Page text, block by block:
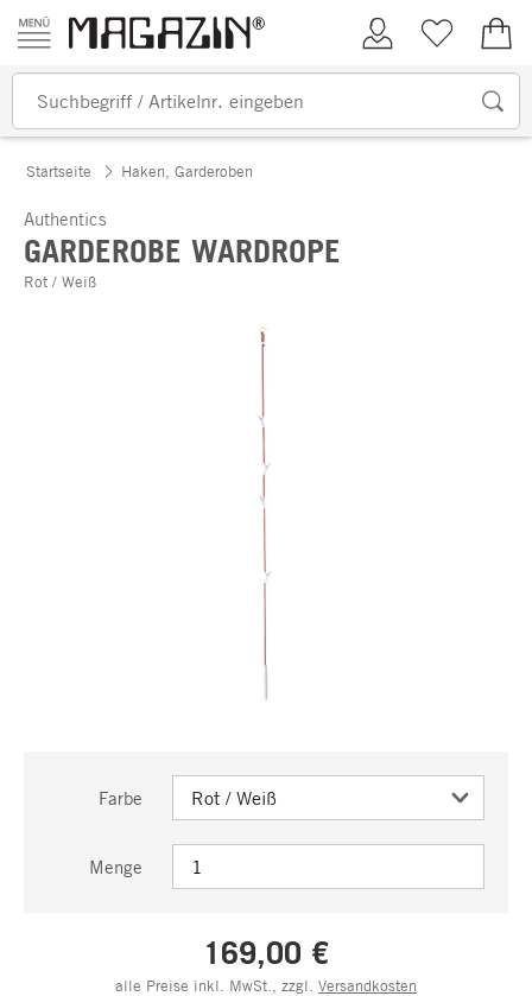
Zum Inhalt springen
Kundenkonto
Merkliste
Startseite Haken, Garderoben
Authentics
GARDEROBE WARDROPE
Rot / Weiß
Farbe
Menge
169,00 €
alle Preise inkl. MwSt., zzgl. Versandkosten